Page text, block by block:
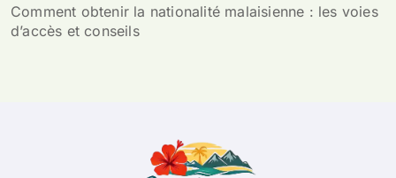
Comment obtenir la nationalité malaisienne : les voies
d’accès et conseils